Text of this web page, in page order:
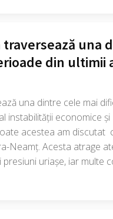
traversează una
din ultimii
una dintre cele mai
instabilității economice
acestea am discutat
Neamț. Acesta atrage
presiuni uriașe, iar multe